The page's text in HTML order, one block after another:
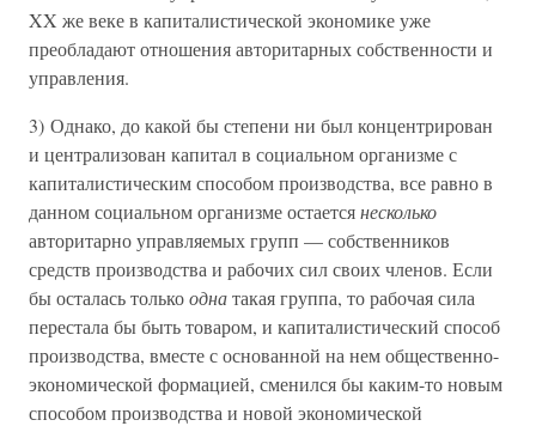
XX же веке в капиталистической экономике уже
преобладают отношения авторитарных собственности и
управления.
3) Однако, до какой бы степени ни был концентрирован
и централизован капитал в социальном организме с
капиталистическим способом производства, все равно в
данном социальном организме остаетсянесколько
авторитарно управляемых групп — собственников
средств производства и рабочих сил своих членов. Если
бы осталась толькооднатакая группа, то рабочая сила
перестала бы быть товаром, и капиталистический способ
производства, вместе с основанной на нем общественно-
экономической формацией, сменился бы каким-то новым
способом производства и новой экономической